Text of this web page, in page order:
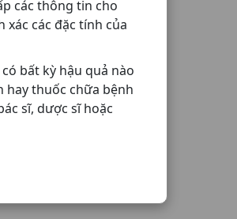
các thông tin cho
các đặc tính của
bất kỳ hậu quả nào
hay thuốc chữa bệnh
sĩ, dược sĩ hoặc